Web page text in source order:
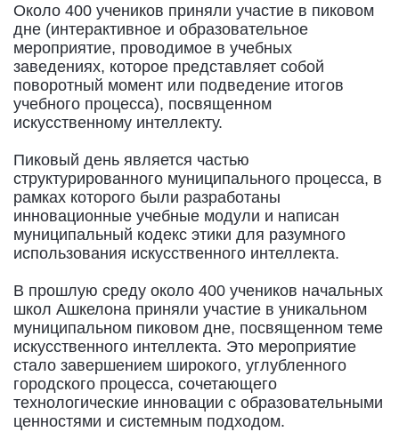
Около 400 учеников приняли участие в пиковом
дне (интерактивное и образовательное
мероприятие, проводимое в учебных
заведениях, которое представляет собой
поворотный момент или подведение итогов
учебного процесса), посвященном
искусственному интеллекту.
Пиковый день является частью
структурированного муниципального процесса, в
рамках которого были разработаны
инновационные учебные модули и написан
муниципальный кодекс этики для разумного
использования искусственного интеллекта.
В прошлую среду около 400 учеников начальных
школ Ашкелона приняли участие в уникальном
муниципальном пиковом дне, посвященном теме
искусственного интеллекта. Это мероприятие
стало завершением широкого, углубленного
городского процесса, сочетающего
технологические инновации с образовательными
ценностями и системным подходом.